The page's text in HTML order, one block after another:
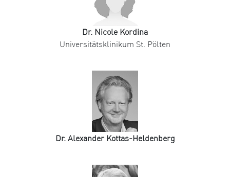
Dr. Nicole Kordina
Universitätsklinikum St. Pölten
Dr. Alexander Kottas-Heldenberg